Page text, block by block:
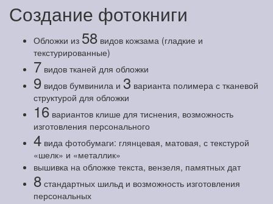
Создание фотокниги
Обложки из 58 видов кожзама (гладкие и
текстурированные)
7 видов тканей для обложки
9 видов бумвинила и 3 варианта полимера с тканевой
структурой для обложки
16 вариантов клише для тиснения, возможность
изготовления персонального
4 вида фотобумаги: глянцевая, матовая, с текстурой
«шелк» и «металлик»
вышивка на обложке текста, вензеля, памятных дат
8 стандартных шильд и возможность изготовления
персональных